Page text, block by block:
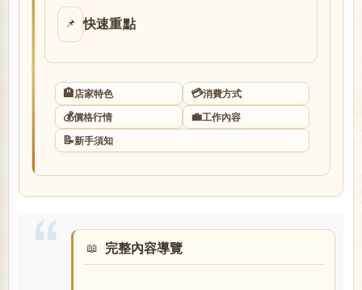
📌 快速重點
🏨店家特色 💳消費方式
💰價格行情 💼工作內容
📝新手須知
完整內容導覽